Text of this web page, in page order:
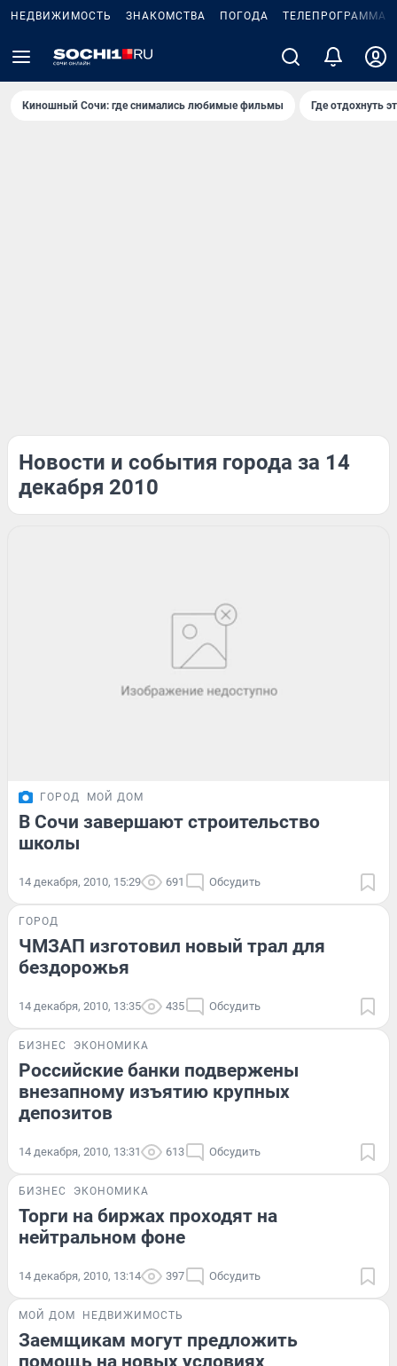
НЕДВИЖИМОСТЬ ЗНАКОМСТВА ПОГОДА ТЕЛЕПРОГРАММА
Киношный Сочи: где снимались любимые фильмы Где отдохнуть
Новости и события города за 14
декабря 2010
ГОРОД МОЙ ДОМ
В Сочи завершают строительство
школы
14 декабря, 2010, 15:29 691 Обсудить
ГОРОД
ЧМЗАП изготовил новый трал для
бездорожья
14 декабря, 2010, 13:35 435 Обсудить
БИЗНЕС ЭКОНОМИКА
Российские банки подвержены
внезапному изъятию крупных
депозитов
14 декабря, 2010, 13:31 613 Обсудить
БИЗНЕС ЭКОНОМИКА
Торги на биржах проходят на
нейтральном фоне
14 декабря, 2010, 13:14 397 Обсудить
МОЙ ДОМ НЕДВИЖИМОСТЬ
Заемщикам могут предложить
помощь на новых условиях